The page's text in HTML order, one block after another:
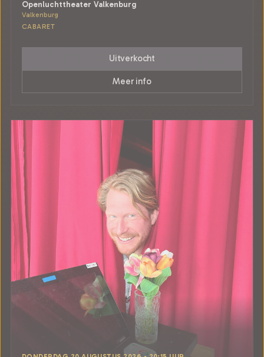
Openluchttheater Valkenburg
Valkenburg
CABARET
Uitverkocht
Meer info